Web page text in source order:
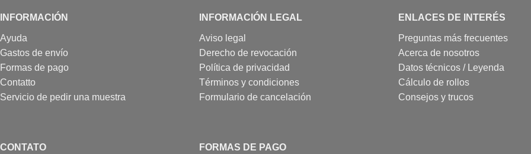
INFORMACIÓN
Ayuda
Gastos de envío
Formas de pago
Contatto
Servicio de pedir una muestra
INFORMACIÓN LEGAL
Aviso legal
Derecho de revocación
Política de privacidad
Términos y condiciones
Formulario de cancelación
ENLACES DE INTERÉS
Preguntas más frecuentes
Acerca de nosotros
Datos técnicos / Leyenda
Cálculo de rollos
Consejos y trucos
CONTATO FORMAS DE PAGO